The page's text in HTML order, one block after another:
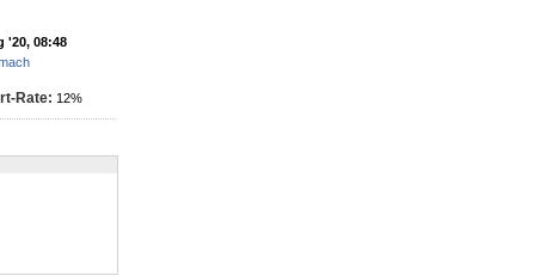
'20, 08:48
Rate: 12%